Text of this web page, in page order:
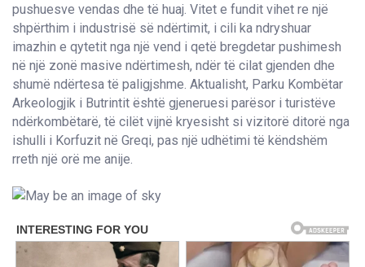
pushuesve vendas dhe të huaj. Vitet e fundit vihet re një
shpërthim i industrisë së ndërtimit, i cili ka ndryshuar
imazhin e qytetit nga një vend i qetë bregdetar pushimesh
në një zonë masive ndërtimesh, ndër të cilat gjenden dhe
shumë ndërtesa të paligjshme. Aktualisht, Parku Kombëtar
Arkeologjik i Butrintit është gjeneruesi parësor i turistëve
ndërkombëtarë, të cilët vijnë kryesisht si vizitorë ditorë nga
ishulli i Korfuzit në Greqi, pas një udhëtimi të këndshëm
rreth një orë me anije.